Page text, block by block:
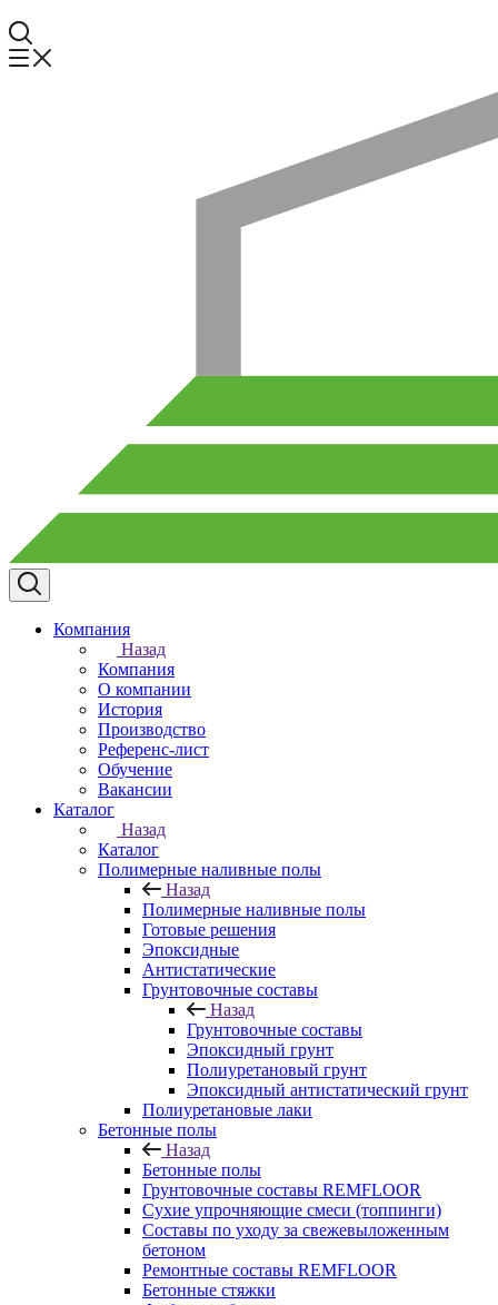
Компания
Назад
Компания
О компании
История
Производство
Референс-лист
Обучение
Вакансии
Каталог
Назад
Каталог
Полимерные наливные полы
Назад
Полимерные наливные полы
Готовые решения
Эпоксидные
Антистатические
Грунтовочные составы
Назад
Грунтовочные составы
Эпоксидный грунт
Полиуретановый грунт
Эпоксидный антистатический грунт
Полиуретановые лаки
Бетонные полы
Назад
Бетонные полы
Грунтовочные составы REMFLOOR
Сухие упрочняющие смеси (топпинги)
Составы по уходу за свежевыложенным
бетоном
Ремонтные составы REMFLOOR
Бетонные стяжки